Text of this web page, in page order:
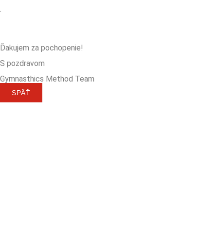
.
Ďakujem za pochopenie!
S pozdravom
Gymnasthics Method Team
SPÄŤ